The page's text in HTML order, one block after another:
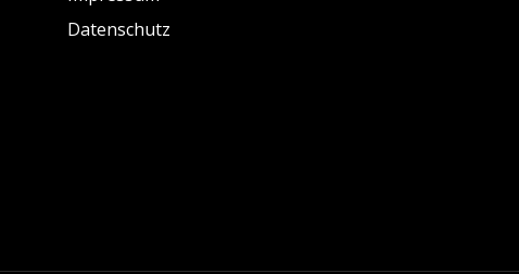
Datenschutz